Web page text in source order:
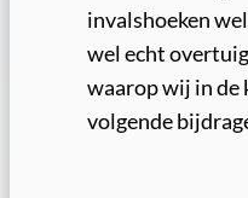
invalshoeken
wel echt
waarop wij in de
volgende